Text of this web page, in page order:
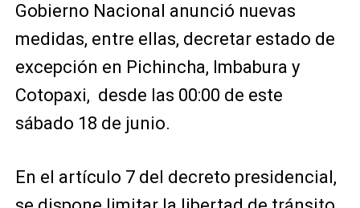
Gobierno Nacional anunció nuevas
medidas, entre ellas, decretar estado de
excepción en Pichincha, Imbabura y
Cotopaxi, desde las 00:00 de este
sábado 18 de junio.
En el artículo 7 del decreto presidencial,